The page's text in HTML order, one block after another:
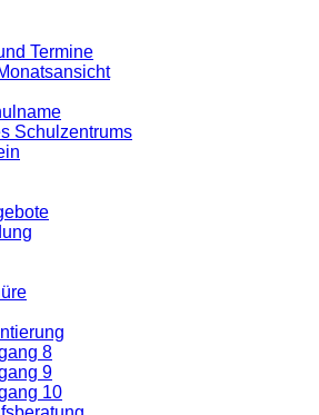
Termine
Schulzentrums
8
9
10